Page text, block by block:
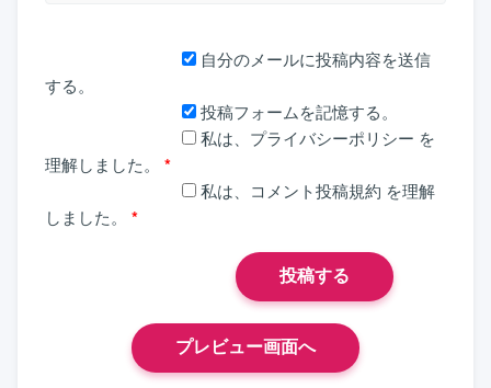
自分のメールに投稿内容を送信
する。
投稿フォームを記憶する。
私は、 プライバシーポリシー を
理解しました。
*
私は、 コメント投稿規約 を理解
しました。
*